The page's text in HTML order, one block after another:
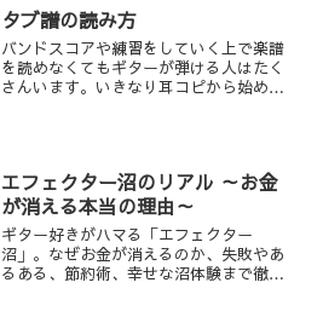
ってしまって使いくいですよね。そんな
ファズですが最近の音楽シ...
タブ譜の読み方
バンドスコアや練習をしていく上で楽譜
を読めなくてもギターが弾ける人はたく
さんいます。いきなり耳コピから始める
エフェクター沼のリアル ～お金
が消える本当の理由～
ギター好きがハマる「エフェクター
沼」。なぜお金が消えるのか、失敗やあ
るある、節約術、幸せな沼体験まで徹底